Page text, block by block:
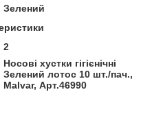
Зелений
2
Носові хустки гігієнічні
Зелений лотос 10 шт./пач.,
Malvar, Арт.46990